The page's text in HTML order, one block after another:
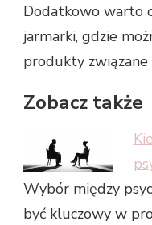
Dodatkowo warto
jarmarki, gdzie
produkty
Zobacz także
Wybór między
być kluczowy w